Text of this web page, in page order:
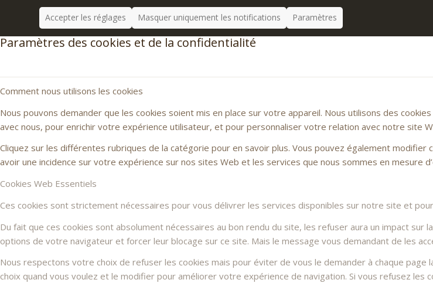
Accepter les réglages Masquer uniquement les notifications Paramètres
Paramètres des cookies et de la confidentialité
Comment nous utilisons les cookies
Nous pouvons demander que les cookies soient mis en place sur votre appareil. Nous utilisons des
avec nous, pour enrichir votre expérience utilisateur, et pour personnaliser votre relation avec notre site
Cliquez sur les différentes rubriques de la catégorie pour en savoir plus. Vous pouvez également
avoir une incidence sur votre expérience sur nos sites Web et les services que nous sommes en mesure
Cookies Web Essentiels
Ces cookies sont strictement nécessaires pour vous délivrer les services disponibles sur notre site et
Du fait que ces cookies sont absolument nécessaires au bon rendu du site, les refuser aura un impact
options de votre navigateur et forcer leur blocage sur ce site. Mais le message vous demandant de les
Nous respectons votre choix de refuser les cookies mais pour éviter de vous le demander à chaque
choix quand vous voulez et le modifier pour améliorer votre expérience de navigation. Si vous refusez les